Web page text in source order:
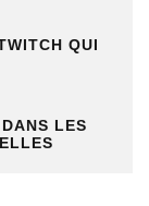
QUI
LES